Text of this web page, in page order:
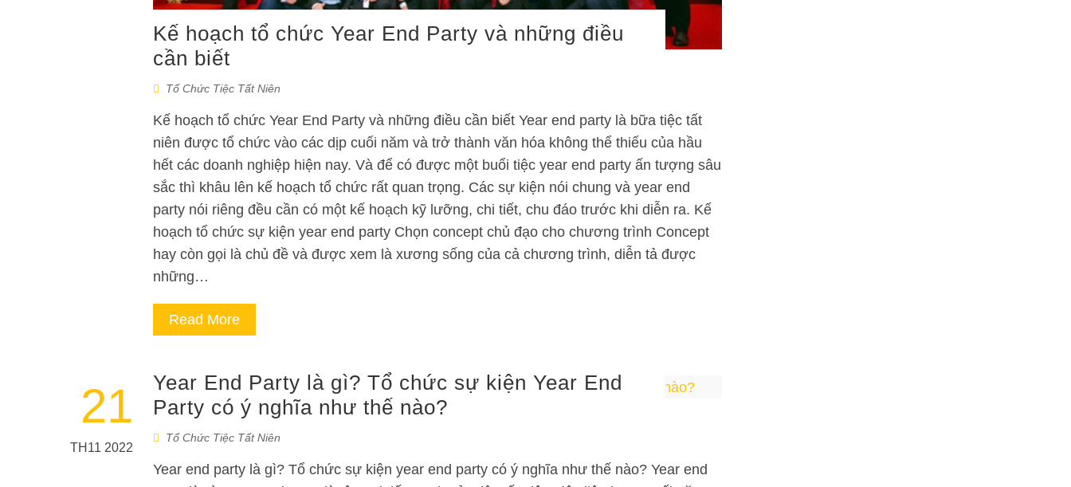
Kế hoạch tổ chức Year End Party và những điều
cần biết
Tổ Chức Tiệc Tất Niên
Kế hoạch tổ chức Year End Party và những điều cần biết Year end party là bữa tiệc tất
niên được tổ chức vào các dịp cuối năm và trở thành văn hóa không thể thiếu của hầu
hết các doanh nghiệp hiện nay. Và để có được một buổi tiệc year end party ấn tượng sâu
sắc thì khâu lên kế hoạch tổ chức rất quan trọng. Các sự kiện nói chung và year end
party nói riêng đều cần có một kế hoạch kỹ lưỡng, chi tiết, chu đáo trước khi diễn ra. Kế
hoạch tổ chức sự kiện year end party Chọn concept chủ đạo cho chương trình Concept
hay còn gọi là chủ đề và được xem là xương sống của cả chương trình, diễn tả được
những…
Read More
21
TH11 2022
Year End Party là gì? Tổ chức sự kiện Year End
Party có ý nghĩa như thế nào?
Tổ Chức Tiệc Tất Niên
Year end party là gì? Tổ chức sự kiện year end party có ý nghĩa như thế nào? Year end